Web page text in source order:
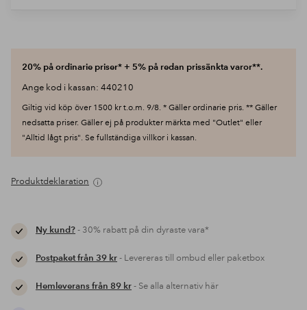
20% på ordinarie priser* + 5% på redan prissänkta varor**.
Ange kod i kassan: 440210
Giltig vid köp över 1500 kr t.o.m. 9/8. * Gäller ordinarie pris. ** Gäller
nedsatta priser. Gäller ej på produkter märkta med "Outlet" eller
"Alltid lågt pris". Se fullständiga villkor i kassan.
Produktdeklaration
Ny kund?- 30% rabatt på din dyraste vara*
Postpaket från 39 kr- Levereras till ombud eller paketbox
Hemleverans från 89 kr- Se alla alternativ här